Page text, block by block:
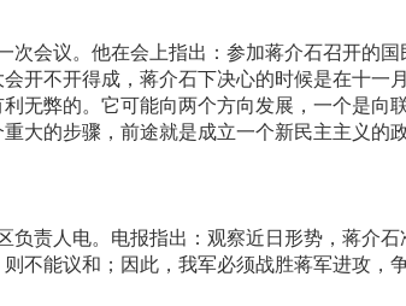
会议。他在会上指出：参加蒋介石召开的国
开不开得成，蒋介石下决心的时候是在十
无弊的。它可能向两个方向发展，一个是
大的步骤，前途就是成立一个新民主主义的政
人电。电报指出：观察近日形势，蒋介石
不能议和；因此，我军必须战胜蒋军进攻